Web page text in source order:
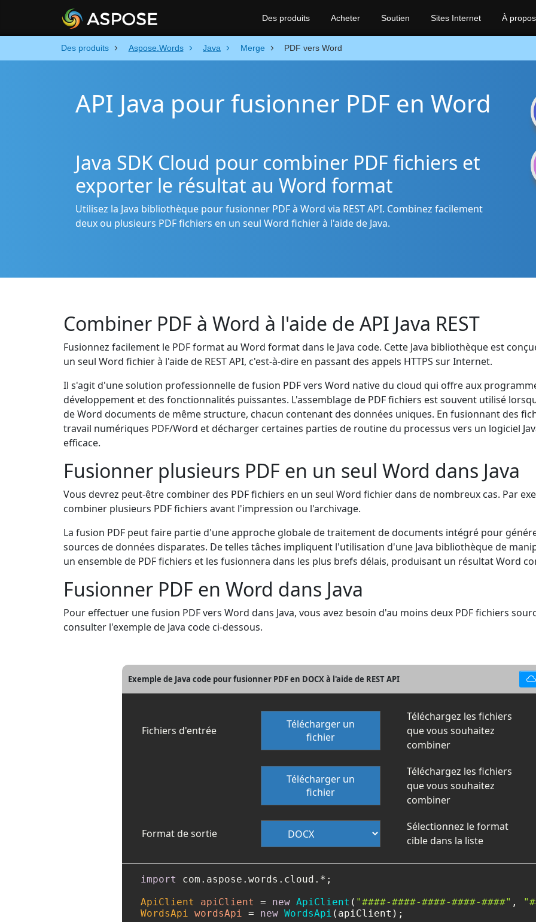
Des produits Aspose.Words Java Merge PDF vers Word
API Java pour fusionner PDF en Word
Java SDK Cloud pour combiner PDF fichiers et
exporter le résultat au Word format
Utilisez la Java bibliothèque pour fusionner PDF à Word via REST API. Combinez facilement
deux ou plusieurs PDF fichiers en un seul Word fichier à l'aide de Java.
Combiner PDF à Word à l'aide de API Java REST
Fusionnez facilement le PDF format au Word format dans le Java code. Cette Java bibliothèque est
un seul Word fichier à l'aide de REST API, c'est-à-dire en passant des appels HTTPS sur Internet.
Il s'agit d'une solution professionnelle de fusion PDF vers Word native du cloud qui offre aux
développement et des fonctionnalités puissantes. L'assemblage de PDF fichiers est souvent utilisé
de Word documents de même structure, chacun contenant des données uniques. En fusionnant des
travail numériques PDF/Word et décharger certaines parties de routine du processus vers un logiciel
efficace.
Fusionner plusieurs PDF en un seul Word dans Java
Vous devrez peut-être combiner des PDF fichiers en un seul Word fichier dans de nombreux cas. Par
combiner plusieurs PDF fichiers avant l'impression ou l'archivage.
La fusion PDF peut faire partie d'une approche globale de traitement de documents intégré pour
sources de données disparates. De telles tâches impliquent l'utilisation d'une Java bibliothèque de
un ensemble de PDF fichiers et les fusionnera dans les plus brefs délais, produisant un résultat Word
Fusionner PDF en Word dans Java
Pour effectuer une fusion PDF vers Word dans Java, vous avez besoin d'au moins deux PDF fichiers
consulter l'exemple de Java code ci-dessous.
Exemple de Java code pour fusionner PDF en DOCX à l'aide de REST API
Fichiers d'entrée
Télécharger un
fichier
Téléchargez les fichiers
que vous souhaitez
combiner
Télécharger un
fichier
Téléchargez les fichiers
que vous souhaitez
combiner
Format de sortie
Sélectionnez le format
cible dans la liste
import
com.aspose.words.cloud.*;
ApiClient
apiClient = new ApiClient ( "####-####-####-####-####" ,
WordsApi wordsApi = new WordsApi (apiClient);
Des produits Acheter Soutien Sites Internet À